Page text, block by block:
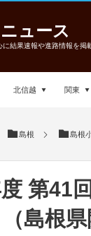
ュース
に結果速報や進路情報を掲
北信越 関東
島根 島根
第41
（島根